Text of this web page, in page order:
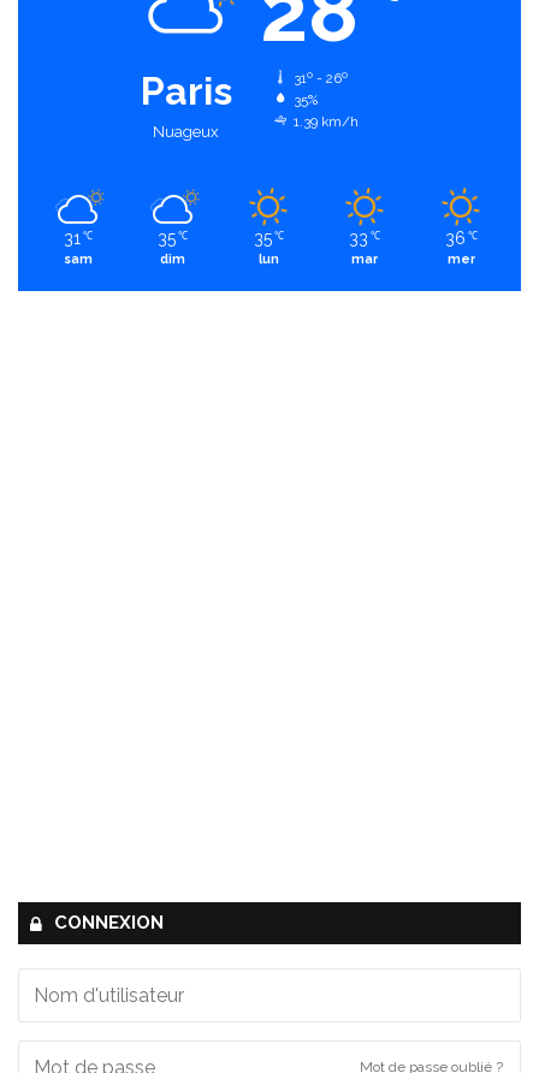
Paris
Nuageux
31º - 26º
35%
1.39 km/h
31 ℃
sam
35 ℃
dim
35 ℃
lun
33 ℃
mar
36 ℃
mer
CONNEXION
Mot de passe oublié ?